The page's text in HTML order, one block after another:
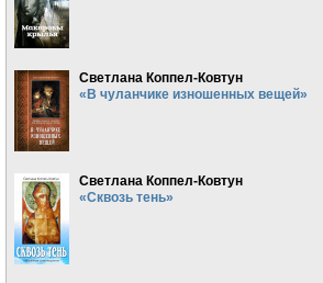
Светлана Коппел-Ковтун
«В чуланчике изношенных вещей»
Светлана Коппел-Ковтун
«Сквозь тень»